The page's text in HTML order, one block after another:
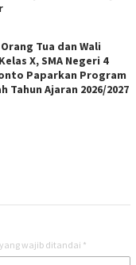
Tua dan Wali
X, SMA Negeri 4
Paparkan Program
Tahun Ajaran 2026/2027
yang wajib ditandai *